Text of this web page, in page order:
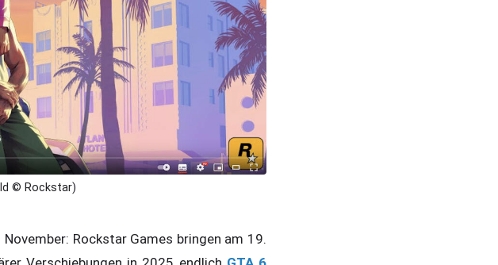
© Rockstar)
Rockstar Games bringen am 19.